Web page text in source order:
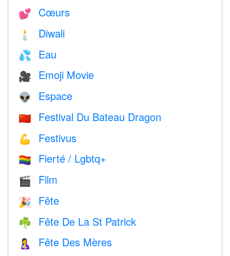
💕 Cœurs
🕯 Diwali
💦 Eau
🎥 Emoji Movie
👽 Espace
🇨🇳 Festival Du Bateau Dragon
💪 Festivus
🏳️‍🌈 Fierté / Lgbtq+
🎬 Film
🎉 Fête
☘️ Fête De La St Patrick
🤱
Fête Des Mères